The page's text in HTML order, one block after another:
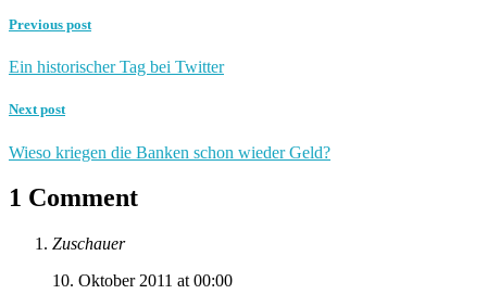
Previous post
Ein historischer Tag bei Twitter
Next post
Wieso kriegen die Banken schon wieder Geld?
1 Comment
Zuschauer
10. Oktober 2011 at 00:00